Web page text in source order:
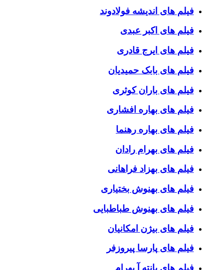
فیلم های اندیشه فولادوند
فیلم های اکبر عبدی
فیلم های ایرج قادری
فیلم های بابک حمیدیان
فیلم های باران کوثری
فیلم های بهاره افشاری
فیلم های بهاره رهنما
فیلم های بهرام رادان
فیلم های بهزاد فراهانی
فیلم های بهنوش بختیاری
فیلم های بهنوش طباطبایی
فیلم های بیژن امکانیان
فیلم های پارسا پیروزفر
فیلم های پانته آ بهرام